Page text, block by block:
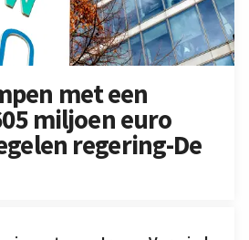
met een
miljoen euro
regering-De